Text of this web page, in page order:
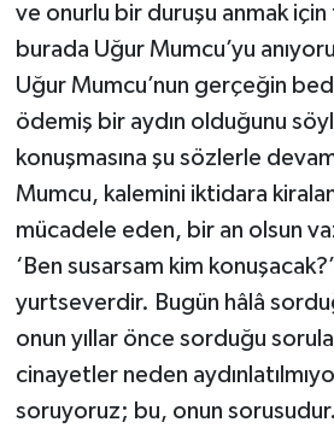
ve onurlu bir duruşu anmak
burada Uğur Mumcu’yu
Uğur Mumcu’nun gerçeğin
ödemiş bir aydın olduğunu
konuşmasına şu sözlerle
Mumcu, kalemini iktidara
mücadele eden, bir an olsun
‘Ben susarsam kim
yurtseverdir. Bugün hâlâ
onun yıllar önce sorduğu
cinayetler neden
soruyoruz; bu, onun